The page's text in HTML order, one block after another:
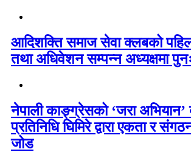
आदिशक्ति समाज सेवा क्लबको
तथा अधिवेशन सम्पन्न अध्यक्षमा पुनः
नेपाली काङ्ग्रेसको ‘जरा अभियान’
प्रतिनिधि घिमिरे द्वारा एकता र
जोड